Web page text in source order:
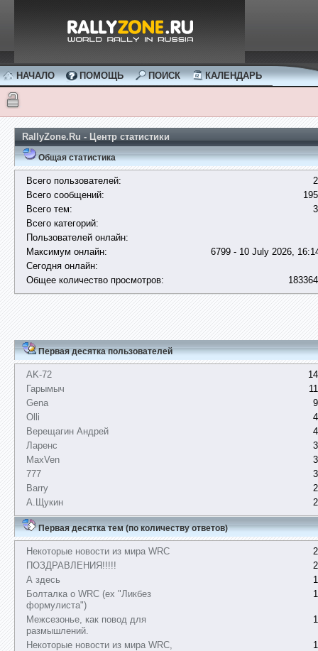
НАЧАЛО ПОМОЩЬ ПОИСК КАЛЕНДАРЬ
RallyZone.Ru - Центр статистики
Общая статистика
Всего пользователей:
Всего сообщений:
Всего тем:
Всего категорий:
Пользователей онлайн:
Максимум онлайн:
6799 - 10 July 2026,
Сегодня онлайн:
Общее количество просмотров:
Первая десятка пользователей
AK-72
Гарымыч
Gena
Olli
Верещагин Андрей
Ларенс
MaxVen
777
Barry
А.Щукин
Первая десятка тем (по количеству ответов)
Некоторые новости из мира WRC
ПОЗДРАВЛЕНИЯ!!!!!
А здесь
Болталка о WRC (ex "Ликбез
формулиста")
Межсезонье, как повод для
размышлений.
Некоторые новости из мира WRC,